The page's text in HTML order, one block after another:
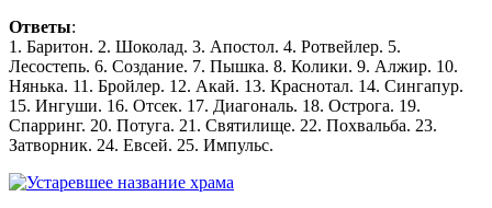
Ответы:
1. Баритон. 2. Шоколад. 3. Апостол. 4. Ротвейлер. 5.
Лесостепь. 6. Создание. 7. Пышка. 8. Колики. 9. Алжир. 10.
Нянька. 11. Бройлер. 12. Акай. 13. Краснотал. 14. Сингапур.
15. Ингуши. 16. Отсек. 17. Диагональ. 18. Острога. 19.
Спарринг. 20. Потуга. 21. Святилище. 22. Похвальба. 23.
Затворник. 24. Евсей. 25. Импульс.